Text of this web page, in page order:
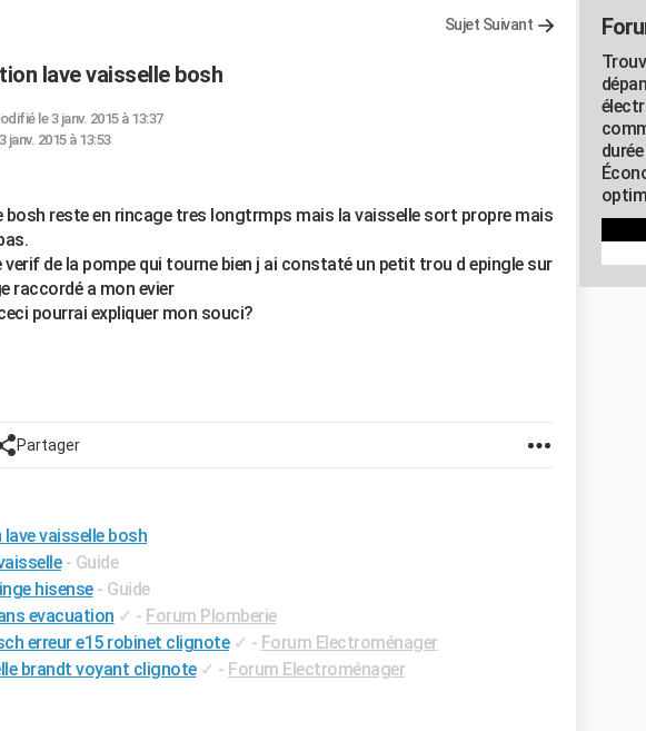
Sujet Suivant
lave vaisselle bosh
le 3 janv. 2015 à 13:37
3 janv. 2015 à 13:53
bosh reste en rincage tres longtrmps mais la vaisselle sort propre mais
de la pompe qui tourne bien j ai constaté un petit trou d epingle sur
raccordé a mon evier
pourrai expliquer mon souci?
Partager
vaisselle bosh
- Guide
hisense - Guide
evacuation ✓ - Forum Plomberie
erreur e15 robinet clignote ✓ - Forum Electroménager
brandt voyant clignote ✓ - Forum Electroménager